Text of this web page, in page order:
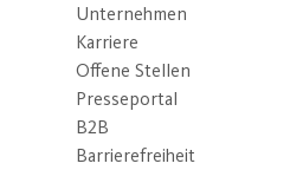
Unternehmen
Karriere
Offene Stellen
Presseportal
B2B
Barrierefreiheit